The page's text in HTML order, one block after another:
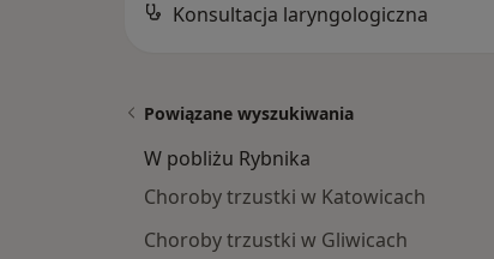
Konsultacja laryngologiczna
Powiązane wyszukiwania
W pobliżu Rybnika
Choroby trzustki w Katowicach
Choroby trzustki w Gliwicach